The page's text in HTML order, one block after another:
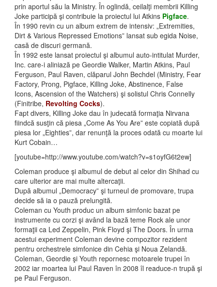
prin aportul său la Ministry. În oglindă, ceilalţi membrii Killing
Joke participă şi contribuie la proiectul lui Atkins Pigface.
În 1990 revin cu un album extrem de intensiv: „Extremities,
Dirt & Various Repressed Emotions” lansat sub egida Noise,
casă de discuri germană.
În 1992 este lansat proiectul şi albumul auto-intitulat Murder,
Inc. care-i aliniază pe Geordie Walker, Martin Atkins, Paul
Ferguson, Paul Raven, clăparul John Bechdel (Ministry, Fear
Factory, Prong, Pigface, Killing Joke, Abstinence, False
Icons, Ascension of the Watchers) şi solistul Chris Connelly
(Finitribe, Revolting Cocks).
Fapt divers, Killing Joke dau în judecată formaţia Nirvana
fiindcă susţin că piesa „Come As You Are” este copiată după
piesa lor „Eighties”, dar renunţă la proces odată cu moarte lui
Kurt Cobain…
[youtube=http://www.youtube.com/watch?v=s1oyfG6t2ew]
Coleman produce şi albumul de debut al celor din Shihad cu
care ulterior are mai multe altercaţii.
După albumul „Democracy” şi turneul de promovare, trupa
decide să ia o pauză prelungită.
Coleman cu Youth produc un album simfonic bazat pe
instrumente cu corzi şi având la bază teme Rock ale unor
formaţii ca Led Zeppelin, Pink Floyd şi The Doors. În urma
acestui experiment Coleman devine compozitor rezident
pentru orchestrele simfonice din Cehia şi Noua Zelandă.
Coleman, Geordie şi Youth repornesc motoarele trupei în
2002 iar moartea lui Paul Raven în 2008 îl readuce-n trupă şi
pe Paul Ferguson.